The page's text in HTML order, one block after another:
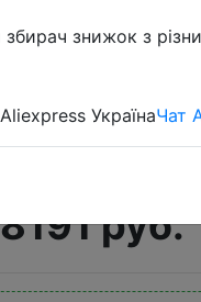
Мощный
Официальная
гарантия
8191 руб.
знижок з
УкраїнаЧат